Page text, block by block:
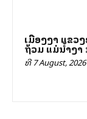
ເມືອງງາ ແຂວງ
ຖ້ວມ ແມ່ນ້ຳງາ
ທີ 7 August, 2026